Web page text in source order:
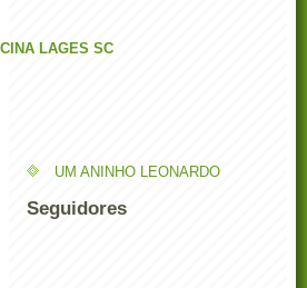
LAGES SC
UM ANINHO LEONARDO
Seguidores